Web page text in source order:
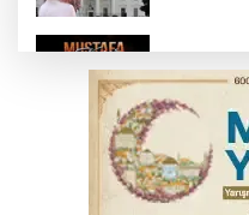
kahkaha
İnegöl'de
karadan